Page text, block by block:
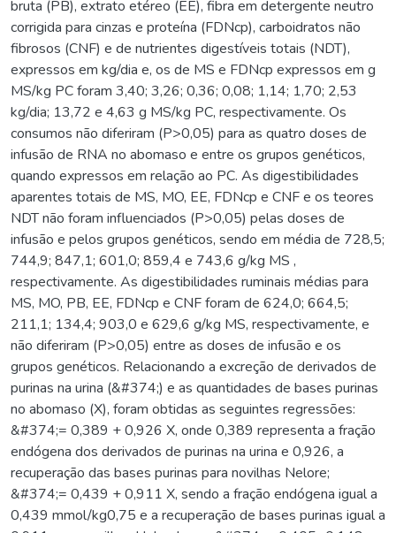
bruta (PB), extrato etéreo (EE), fibra em detergente neutro
corrigida para cinzas e proteína (FDNcp), carboidratos não
fibrosos (CNF) e de nutrientes digestíveis totais (NDT),
expressos em kg/dia e, os de MS e FDNcp expressos em g
MS/kg PC foram 3,40; 3,26; 0,36; 0,08; 1,14; 1,70; 2,53
kg/dia; 13,72 e 4,63 g MS/kg PC, respectivamente. Os
consumos não diferiram (P>0,05) para as quatro doses de
infusão de RNA no abomaso e entre os grupos genéticos,
quando expressos em relação ao PC. As digestibilidades
aparentes totais de MS, MO, EE, FDNcp e CNF e os teores
NDT não foram influenciados (P>0,05) pelas doses de
infusão e pelos grupos genéticos, sendo em média de 728,5;
744,9; 847,1; 601,0; 859,4 e 743,6 g/kg MS ,
respectivamente. As digestibilidades ruminais médias para
MS, MO, PB, EE, FDNcp e CNF foram de 624,0; 664,5;
211,1; 134,4; 903,0 e 629,6 g/kg MS, respectivamente, e
não diferiram (P>0,05) entre as doses de infusão e os
grupos genéticos. Relacionando a excreção de derivados de
purinas na urina (&#374;) e as quantidades de bases purinas
no abomaso (X), foram obtidas as seguintes regressões:
&#374;= 0,389 + 0,926 X, onde 0,389 representa a fração
endógena dos derivados de purinas na urina e 0,926, a
recuperação das bases purinas para novilhas Nelore;
&#374;= 0,439 + 0,911 X, sendo a fração endógena igual a
0,439 mmol/kg0,75 e a recuperação de bases purinas igual a